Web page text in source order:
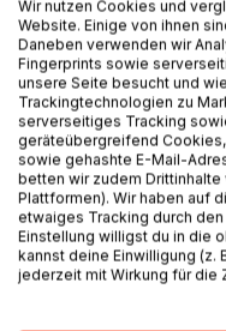
Begriffe wie Intelligenz
Definitionskriterium
An dieser Stelle
fachwissenschaftliche
Frage nachgegangen,
oder umweltbedingt
Streitpunkt wird dann
die Wichtigkeit einer
Nachdem in der
Hochbegabung in
wird anschließend der
Wir nutzen Cookies und
Website. Einige von ihnen
Daneben verwenden wir
Fingerprints sowie
unsere Seite besucht und
Trackingtechnologien zu
serverseitiges Tracking
geräteübergreifend
sowie gehashte E-Mail-
betten wir zudem
Plattformen). Wir haben auf
etwaiges Tracking durch
Einstellung willigst du in die
kannst deine Einwilligung (z.
jederzeit mit Wirkung für die